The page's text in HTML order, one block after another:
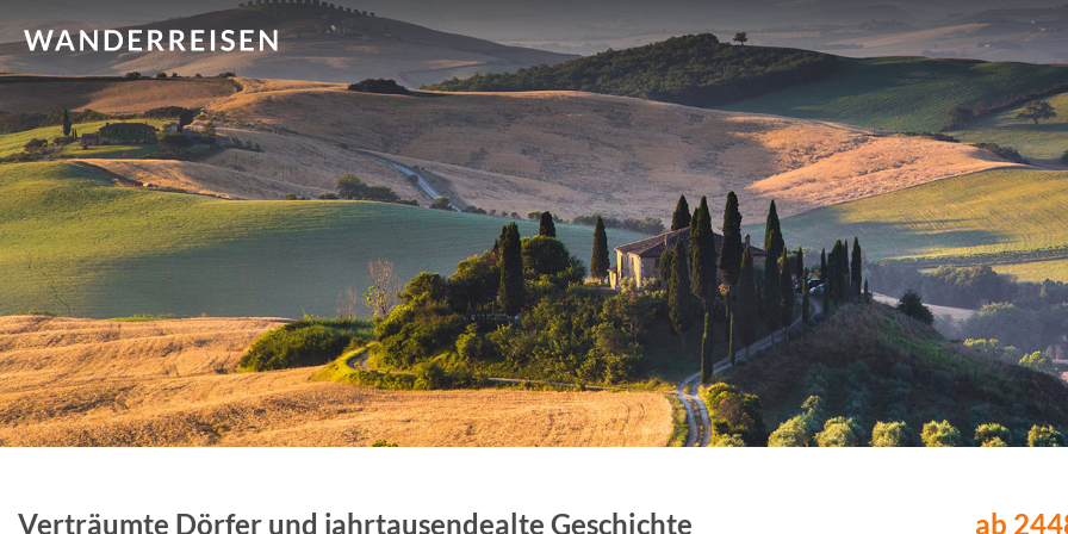
Verträumte Dörfer und jahrtausendealte Geschichte ab